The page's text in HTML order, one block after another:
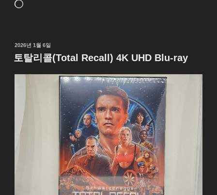
로
작
성
일
2026년 1월 6일
토탈리콜(Total Recall) 4K UHD Blu-ray